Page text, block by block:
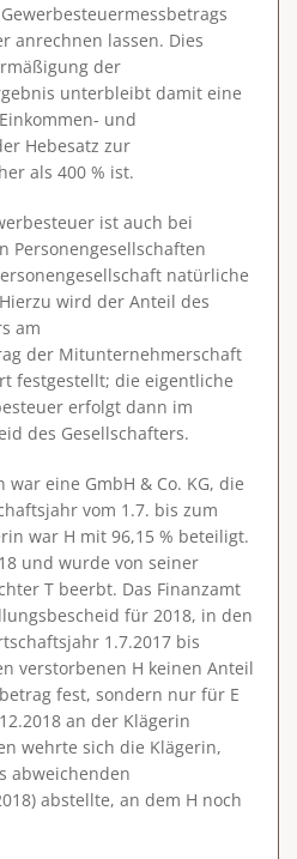
anrechnen lassen. Dies
der
unterbleibt damit eine
und
Hebesatz zur
als 400 % ist.
ist auch bei
Personengesellschaften
natürliche
wird der Anteil des
am
der Mitunternehmerschaft
festgestellt; die eigentliche
erfolgt dann im
des Gesellschafters.
war eine GmbH & Co. KG, die
vom 1.7. bis zum
war H mit 96,15 % beteiligt.
und wurde von seiner
T beerbt. Das Finanzamt
für 2018, in den
1.7.2017 bis
verstorbenen H keinen Anteil
fest, sondern nur für E
an der Klägerin
wehrte sich die Klägerin,
abweichenden
abstellte, an dem H noch